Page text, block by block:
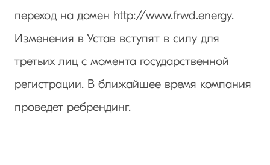
переход на домен http://www.frwd.energy.
Изменения в Устав вступят в силу для
третьих лиц с момента государственной
регистрации. В ближайшее время компания
проведет ребрендинг.